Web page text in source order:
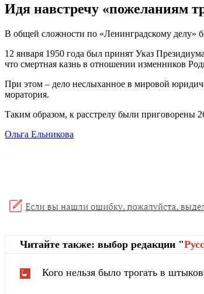
Идя навстречу «пожеланиям
В общей сложности по «Ленинградскому делу»
12 января 1950 года был принят Указ
что смертная казнь в отношении изменников
При этом – дело неслыханное в мировой
моратория.
Таким образом, к расстрелу были приговорены
Ольга Ельникова
Читайте также: выбор редакции "
Кого нельзя было трогать в